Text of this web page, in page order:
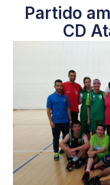
Partido
CD